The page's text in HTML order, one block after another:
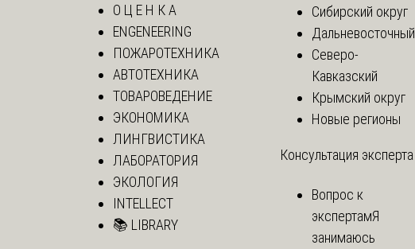
О Ц Е Н К А
ENGENEERING
ПОЖАРОТЕХНИКА
АВТОТЕХНИКА
ТОВАРОВЕДЕНИЕ
ЭКОНОМИКА
ЛИНГВИСТИКА
ЛАБОРАТОРИЯ
ЭКОЛОГИЯ
INTELLECT
📚 LIBRARY
Сибирский округ
Дальневосточный
Северо-
Кавказский
Крымский округ
Новые регионы
Консультация эксперта
Вопрос к
экспертамЯ
занимаюсь